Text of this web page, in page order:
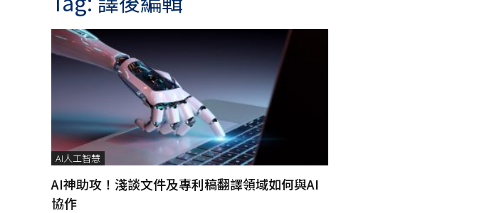
│
標
申
請
│
侵
權
分
析
│
智
AI人工智慧
AI神助攻！淺談文件及專利稿翻譯領域如何與AI
協作